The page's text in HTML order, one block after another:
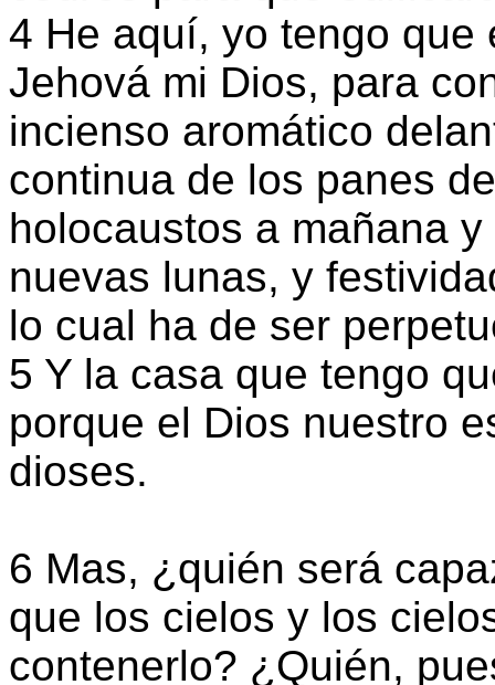
4 He aquí, yo tengo que
Jehová mi Dios, para
incienso aromático
continua de los panes
holocaustos a mañana
nuevas lunas, y
lo cual ha de ser
5 Y la casa que tengo
porque el Dios nuestro
dioses.
6 Mas, ¿quién será
que los cielos y los
contenerlo? ¿Quién,